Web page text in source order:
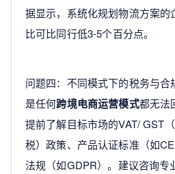
据显示，系统化规划物流方案的
比可比同行低3-5个百分点。
问题四：不同模式下的税务与
是任何跨境电商运营模式都无法
提前了解目标市场的VAT/ GST
税）政策、产品认证标准（如
法规（如GDPR）。建议咨询专